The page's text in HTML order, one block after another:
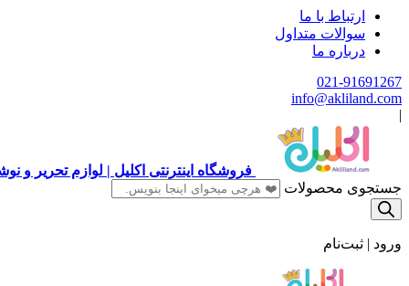
ارتباط با ما
سوالات متداول
درباره ما
021-91691267
info@akliland.com
|
فروشگاه اینترنتی اکلیل | لوازم تحریر و
جستجوی محصولات
ورود | ثبت‌نام